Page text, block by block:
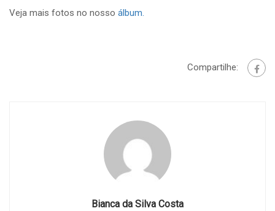
Veja mais fotos no nosso álbum.
Compartilhe:
Bianca da Silva Costa